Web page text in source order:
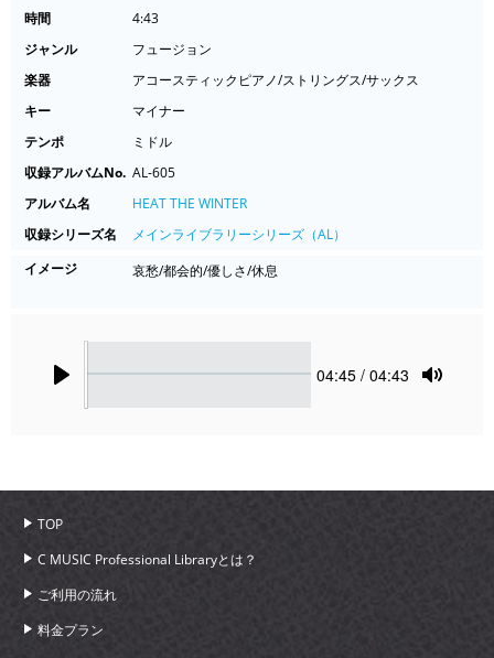
時間
4:43
ジャンル
フュージョン
楽器
アコースティックピアノ/ストリングス/サックス
キー
マイナー
テンポ
ミドル
収録アルバムNo. AL-605
アルバム名
HEAT THE WINTER
収録シリーズ名
メインライブラリーシリーズ（AL）
イメージ
哀愁/都会的/優しさ/休息
Current
04:45 / 04:43
TOP
C MUSIC Professional Libraryとは？
ご利用の流れ
料金プラン